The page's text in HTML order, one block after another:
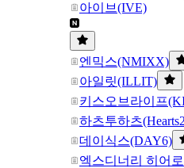
아이브(IVE)
엔믹스(NMIXX)
아일릿(ILLIT)
키스오브라이프
하츠투하츠
데이식스(DAY6)
엑스디너리 히어